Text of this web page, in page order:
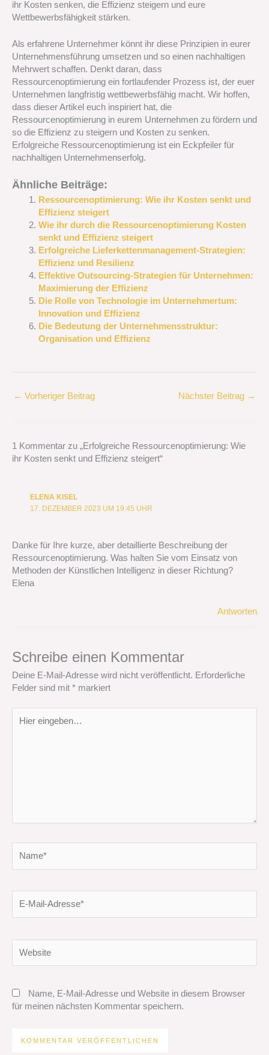
ihr Kosten senken, die Effizienz steigern und eure
Wettbewerbsfähigkeit stärken.
Als erfahrene Unternehmer könnt ihr diese Prinzipien in eurer
Unternehmensführung umsetzen und so einen nachhaltigen
Mehrwert schaffen. Denkt daran, dass
Ressourcenoptimierung ein fortlaufender Prozess ist, der euer
Unternehmen langfristig wettbewerbsfähig macht. Wir hoffen,
dass dieser Artikel euch inspiriert hat, die
Ressourcenoptimierung in eurem Unternehmen zu fördern und
so die Effizienz zu steigern und Kosten zu senken.
Erfolgreiche Ressourcenoptimierung ist ein Eckpfeiler für
nachhaltigen Unternehmenserfolg.
Ähnliche Beiträge:
Ressourcenoptimierung: Wie ihr Kosten senkt und
Effizienz steigert
Wie ihr durch die Ressourcenoptimierung Kosten
senkt und Effizienz steigert
Erfolgreiche Lieferkettenmanagement-Strategien:
Effizienz und Resilienz
Effektive Outsourcing-Strategien für Unternehmen:
Maximierung der Effizienz
Die Rolle von Technologie im Unternehmertum:
Innovation und Effizienz
Die Bedeutung der Unternehmensstruktur:
Organisation und Effizienz
← Vorheriger Beitrag Nächster Beitrag →
1 Kommentar zu „Erfolgreiche Ressourcenoptimierung: Wie
ihr Kosten senkt und Effizienz steigert“
ELENA KISEL
17. DEZEMBER 2023 UM 19:45 UHR
Danke für Ihre kurze, aber detaillierte Beschreibung der
Ressourcenoptimierung. Was halten Sie vom Einsatz von
Methoden der Künstlichen Intelligenz in dieser Richtung?
Elena
Antworten
Schreibe einen Kommentar
Deine E-Mail-Adresse wird nicht veröffentlicht. Erforderliche
Felder sind mit * markiert
eingeben…
Mail-
Name, E-Mail-Adresse und Website in diesem Browser
für meinen nächsten Kommentar speichern.